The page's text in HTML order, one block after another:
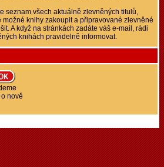
seznam všech aktuálně zlevněných titulů,
knihy zakoupit a připravované zlevněné
A když na stránkách zadáte váš e-mail, rádi
knihách pravidelně informovat.
nově